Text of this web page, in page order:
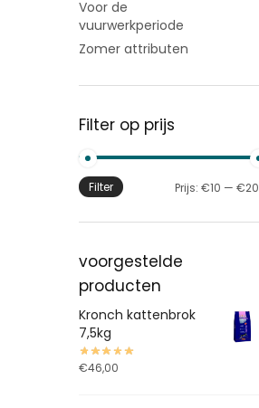
Voor de
vuurwerkperiode
Zomer attributen
Filter op prijs
Filter Prijs: €10 — €20
voorgestelde
producten
Kronch kattenbrok
7,5kg
€46,00